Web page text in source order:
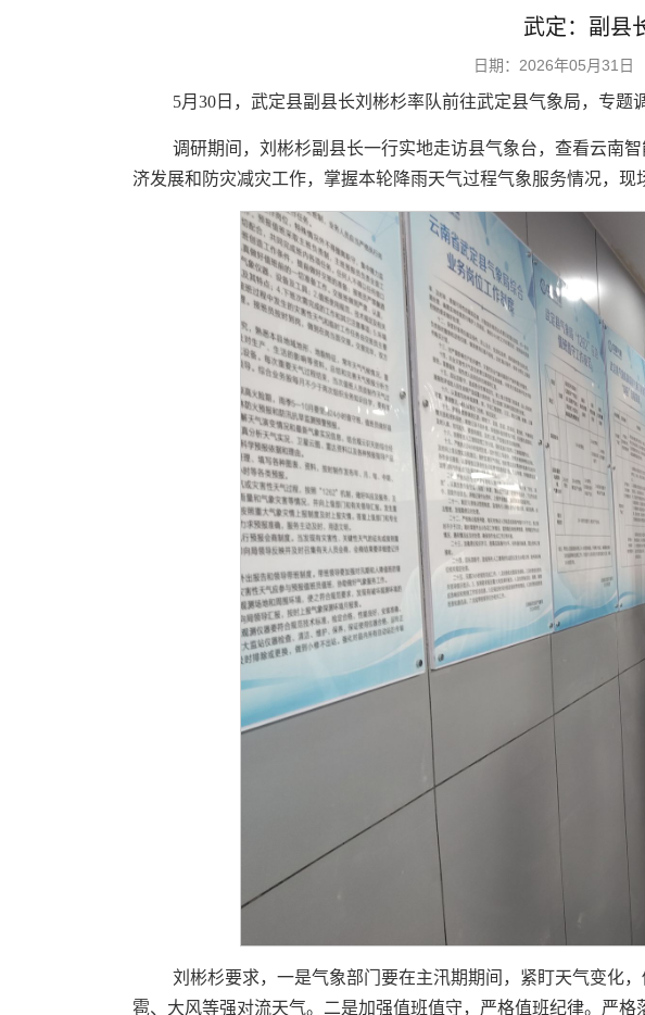
武定：副县
日期：2026年05月31
5月30日，武定县副县长刘彬杉率队前往武定县气象局，专
调研期间，刘彬杉副县长一行实地走访县气象台，查看云南
济发展和防灾减灾工作，掌握本轮降雨天气过程气象服务情况，
刘彬杉要求，一是气象部门要在主汛期期间，紧盯天气变化
雹、大风等强对流天气。二是加强值班值守，严格值班纪律。严